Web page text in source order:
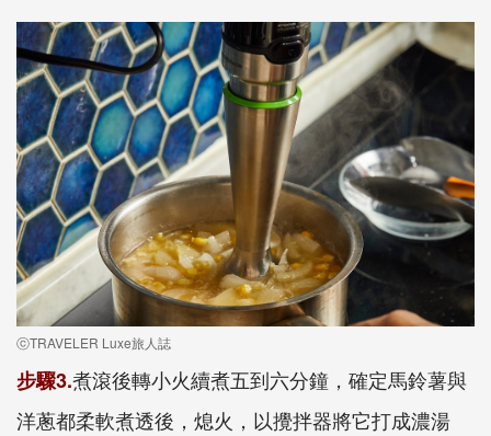
ⓒTRAVELER Luxe旅人誌
步驟3.煮滾後轉小火續煮五到六分鐘，確定馬鈴薯與
洋蔥都柔軟煮透後，熄火，以攪拌器將它打成濃湯